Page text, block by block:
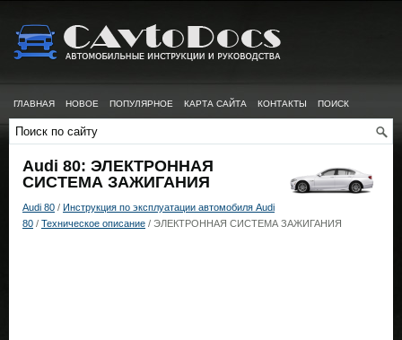
ГЛАВНАЯ НОВОЕ ПОПУЛЯРНОЕ КАРТА САЙТА КОНТАКТЫ ПОИСК
Audi 80: ЭЛЕКТРОННАЯ
СИСТЕМА ЗАЖИГАНИЯ
Audi 80 / Инструкция по эксплуатации автомобиля Audi
80 / Техническое описание / ЭЛЕКТРОННАЯ СИСТЕМА ЗАЖИГАНИЯ